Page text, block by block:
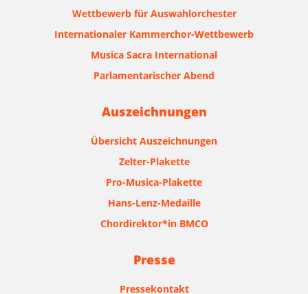
Wettbewerb für Auswahlorchester
Internationaler Kammerchor-Wettbewerb
Musica Sacra International
Parlamentarischer Abend
Auszeichnungen
Übersicht Auszeichnungen
Zelter-Plakette
Pro-Musica-Plakette
Hans-Lenz-Medaille
Chordirektor*in BMCO
Presse
Pressekontakt